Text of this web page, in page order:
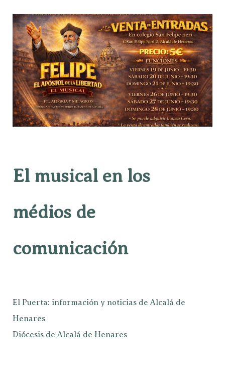
El musical en los
médios de
comunicación
El Puerta: información y noticias de Alcalá de
Henares
Diócesis de Alcalá de Henares